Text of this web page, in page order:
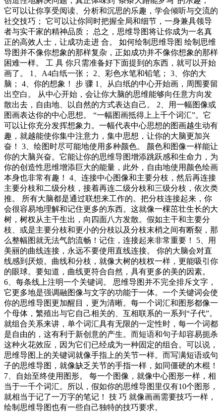
它可以让你享受阅读、分析和沉思的乐趣，学会倾听与交流的
社交技巧； 它可以让你同时把握全局和细节，一身兼具领导
者与实干家的精神品质； 总之，思维导图将让你成为一名真
正的高效人士，让成功走进 合。 如何绘制思维导图 绘制思维
导图并不像你想象的那样复杂，正如成功并不像你想象的那样
困难一样。 工 具 你只需准备好下面提到的东西，就可以开始
画了。 1、A4白纸一张； 2、彩色水笔和铅笔； 3、你的大
脑； 4、你的想象！ 步 骤 1、从白纸的中心开始画，周围要留
出空白。 从中心开始，会让你大脑的思维能够向任意方向发
散出去，自由地、以自然的方式表达自己。 2、用一幅图像或
图画表达你的中心思想。 “一幅图画抵得上上千个词汇”。它
可以让你充分发挥想象力。一幅代表中心思想的图画越生动有
趣，就越能使你集中注意力，集中思想，让你的大脑更加兴
奋！ 3、绘图时尽可能地使用多种颜色。 颜色和图像一样能让
你的大脑兴奋。它能让你的思维导图增添跳跃感和生命力，为
你的创造性思维增添巨大的能量，此外，自由地使用颜色绘画
本身也非常有趣！ 4、连接中心图像和主要分枝，然后再连接
主要分枝和二级分枝，接着再连二级分枝和三级分枝，依次类
推。 所有大脑都是通过联想来工作的。把分枝连接起来，你
会很容易地理解和记住更多的东西。这就像一棵茁壮生长的大
树，树杈从主干生出，向四面八方发散。假如主干和主要分
枝、或是主要分枝和更小的分枝以及分枝末梢之间有断裂，那
么整幅图就无法气韵流畅！记住，连接起来非常重要！ 5、用
美丽的曲线连接，永远不要使用直线连接。 你的大脑会对直
线感到厌烦。曲线和分枝，就像大树的枝杈一样，更能吸引你
的眼球。要知道，曲线更符合自然，具有更多的美的因素。
6、每条线上注明一个关键词。 思维导图并不完全排斥文字，
它更多地是强调融图像与文字的功能于一体。一个关键词会使
你的思维导图更加醒目，更为清晰。每一个词汇和图形都像一
个母体，繁殖出与它自己相关的、互相联系的一系列“子代”。
就组合关系来讲，单个词汇具有无限的一定性时，每一个词都
是自由的，这有利于新创意的产生。而短语和句子却容易扼杀
这种火花效应，因为它们已经成为一种固定的组合。可以说，
思维导图上的关键词就像手指上的关节一样。而写满短语或句
子的思维导图，就像缺乏关节的手指一样，如同僵硬的木棍！
7、自始至终使用图形。 每一个图像，就像中心图形一样，相
当于一千个词汇。所以，假如你的思维导图里仅有10个图形，
就相当于记了一万字的笔记！ 技 巧 就像画画需要技巧一样，
绘制思维导图也有一些自己独特的技巧要求。